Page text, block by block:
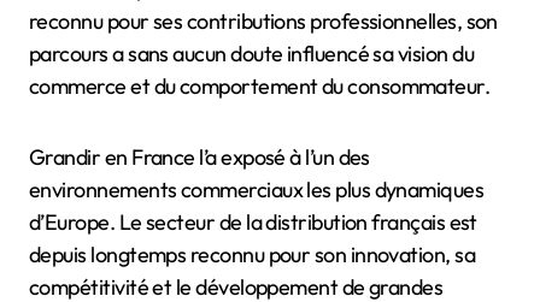
reconnu pour ses contributions professionnelles, son
parcours a sans aucun doute influencé sa vision du
commerce et du comportement du consommateur.
Grandir en France l’a exposé à l’un des
environnements commerciaux les plus dynamiques
d’Europe. Le secteur de la distribution français est
depuis longtemps reconnu pour son innovation, sa
compétitivité et le développement de grandes